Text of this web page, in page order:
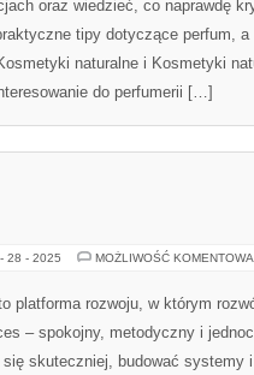
oraz wiedzieć, co naprawdę
tipy dotyczące perfum,
naturalne i Kosmetyki
do perfumerii […]
28 - 2025 MOŻLIWOŚĆ
platforma rozwoju, w którym
– spokojny, metodyczny i
skuteczniej, budować systemy